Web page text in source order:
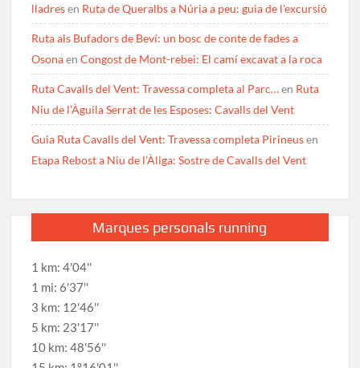
lladresen Ruta de Queralbs a Núria a peu: guia de l’excursió
Ruta als Bufadors de Beví: un bosc de conte de fades a
OsonaenCongost de Mont-rebei: El camí excavat a la roca
Ruta Cavalls del Vent: Travessa completa al Parc…en Ruta
Niu de l’Àguila Serrat de les Esposes: Cavalls del Vent
Guia Ruta Cavalls del Vent: Travessa completa Pirineusen
Etapa Rebost a Niu de l’Àliga: Sostre de Cavalls del Vent
Marques personals running
1 km: 4'04''
1 mi: 6'37''
3 km: 12'46''
5 km: 23'17''
10 km: 48'56''